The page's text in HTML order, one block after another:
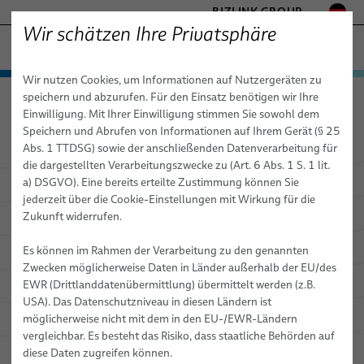
BIZLINK GROUP
− ENGINEERED SOLUTIONS
FABRIKAUTOMATION & MASCHINENBAU
MARINE
MOBILITÄT
HALBLEITERTECHNIK
TELECOM & NETWORKING
SILICONE CABLE SOLUTIONS
Produkte & Dienstleistungen
Medizinkabel
Kundenspezifische Kabelmeterware
Standard- & Spezial-Kupferkabel
Faser-Optik-Kabel
elocab Miniaturkabel
Flachkabel
elocab Endoskopiekabel
Patientenmonitoring-Kabel
Gesundheitswesen Produkte & Dienstleistungen
Medizinkabel
Standard- & Spezial-Kupferkabel
Standardisierte und spezielle
Kupferkabel, die die Vorteile Ihres
Wir schätzen Ihre Privatsphäre
Wir nutzen Cookies, um Informationen auf Nutzergeräten zu
speichern und abzurufen. Für den Einsatz benötigen wir Ihre
Einwilligung. Mit Ihrer Einwilligung stimmen Sie sowohl dem
Speichern und Abrufen von Informationen auf Ihrem Gerät (§ 25
Abs. 1 TTDSG) sowie der anschließenden Datenverarbeitung für
die dargestellten Verarbeitungszwecke zu (Art. 6 Abs. 1 S. 1 lit.
a) DSGVO). Eine bereits erteilte Zustimmung können Sie
jederzeit über die Cookie-Einstellungen mit Wirkung für die
Zukunft widerrufen.
Es können im Rahmen der Verarbeitung zu den genannten
Zwecken möglicherweise Daten in Länder außerhalb der EU/des
EWR (Drittlanddatenübermittlung) übermittelt werden (z.B.
USA). Das Datenschutzniveau in diesen Ländern ist
möglicherweise nicht mit dem in den EU-/EWR-Ländern
vergleichbar. Es besteht das Risiko, dass staatliche Behörden auf
diese Daten zugreifen können.